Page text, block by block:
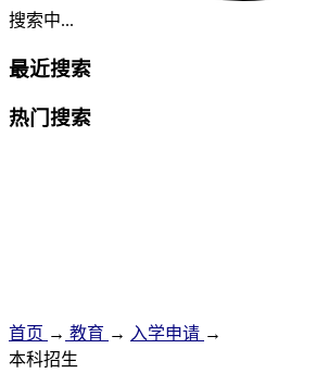
搜索中...
最近搜索
热门搜索
首页 → 教育 → 入学申请 →
本科招生